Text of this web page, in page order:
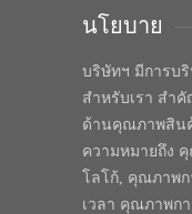
นโยบาย
บริษัทฯ มีการบ
สำหรับเรา สำ
ด้านคุณภาพสิน
ความหมายถึง
โลโก้, คุณภาพก
เวลา คุณภาพก